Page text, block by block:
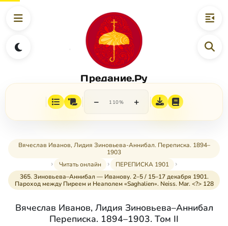
Предание.Ру
− 110% +
Вячеслав Иванов, Лидия Зиновьева-Аннибал. Переписка. 1894–
1903
Читать онлайн
ПЕРЕПИСКА 1901
365. Зиновьева–Аннибал — Иванову. 2–5 / 15–17 декабря 1901.
Пароход между Пиреем и Неаполем «Saghalien». Neiss. Mar. <?> 128
Вячеслав Иванов, Лидия Зиновьева–Аннибал
Переписка. 1894–1903. Том II